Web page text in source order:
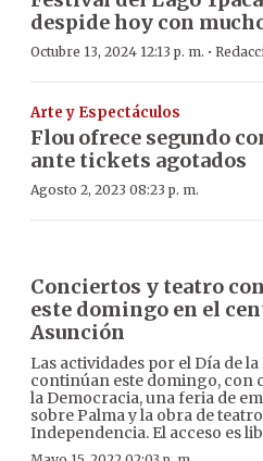
despide hoy con
Octubre 13, 2024 12:13 p. m. ·
Arte y Espectáculos
Flou ofrece segundo
ante tickets agotados
Agosto 2, 2023 08:23 p. m.
Conciertos y teatro
este domingo en el
Asunción
Las actividades por el Día de
continúan este domingo, con
la Democracia, una feria de
sobre Palma y la obra de teatro
Independencia. El acceso es